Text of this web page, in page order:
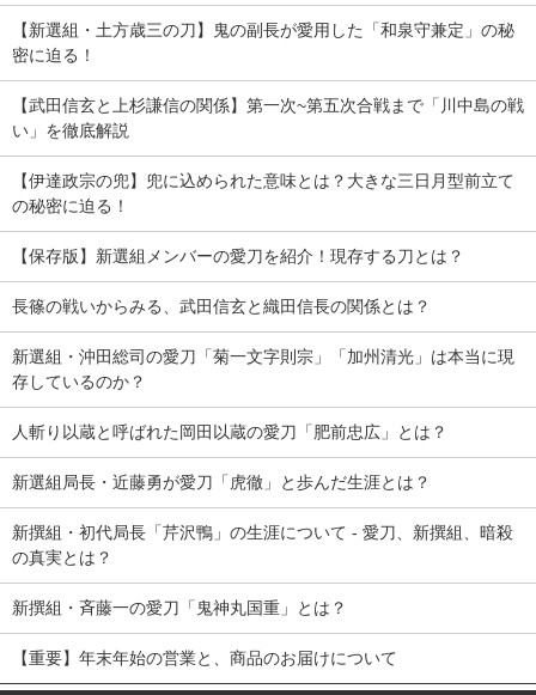
【新選組・土方歳三の刀】鬼の副長が愛用した「和泉守兼定」の秘
密に迫る！
【武田信玄と上杉謙信の関係】第一次~第五次合戦まで「川中島の戦
い」を徹底解説
【伊達政宗の兜】兜に込められた意味とは？大きな三日月型前立て
の秘密に迫る！
【保存版】新選組メンバーの愛刀を紹介！現存する刀とは？
長篠の戦いからみる、武田信玄と織田信長の関係とは？
新選組・沖田総司の愛刀「菊一文字則宗」「加州清光」は本当に現
存しているのか？
人斬り以蔵と呼ばれた岡田以蔵の愛刀「肥前忠広」とは？
新選組局長・近藤勇が愛刀「虎徹」と歩んだ生涯とは？
新撰組・初代局長「芹沢鴨」の生涯について - 愛刀、新撰組、暗殺
の真実とは？
新撰組・斉藤一の愛刀「鬼神丸国重」とは？
【重要】年末年始の営業と、商品のお届けについて